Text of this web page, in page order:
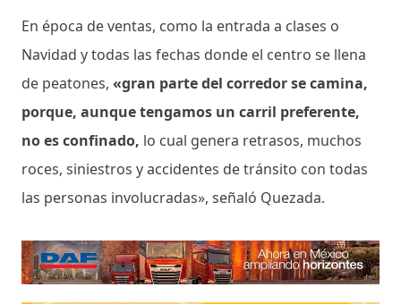
En época de ventas, como la entrada a clases o
Navidad y todas las fechas donde el centro se llena
de peatones, «gran parte del corredor se camina,
porque, aunque tengamos un carril preferente,
no es confinado, lo cual genera retrasos, muchos
roces, siniestros y accidentes de tránsito con todas
las personas involucradas», señaló Quezada.